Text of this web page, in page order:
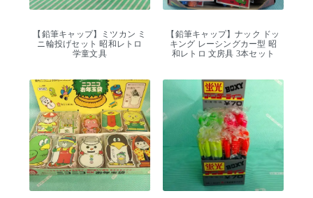
【鉛筆キャップ】ミツカン ミ
ニ輪投げセット 昭和レトロ
学童文具
【鉛筆キャップ】ナック ドッ
キング レーシングカー型 昭
和レトロ 文房具 3本セット